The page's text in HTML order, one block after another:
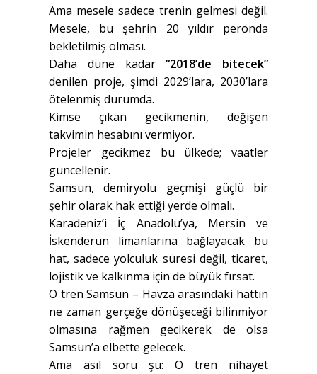
Ama mesele sadece trenin gelmesi değil.
Mesele, bu şehrin 20 yıldır peronda
bekletilmiş olması.
Daha düne kadar“2018’de bitecek”
denilen proje, şimdi 2029’lara, 2030’lara
ötelenmiş durumda.
Kimse çıkan gecikmenin, değişen
takvimin hesabını vermiyor.
Projeler gecikmez bu ülkede; vaatler
güncellenir.
Samsun, demiryolu geçmişi güçlü bir
şehir olarak hak ettiği yerde olmalı.
Karadeniz’i İç Anadolu’ya, Mersin ve
İskenderun limanlarına bağlayacak bu
hat, sadece yolculuk süresi değil, ticaret,
lojistik ve kalkınma için de büyük fırsat.
O tren Samsun – Havza arasındaki hattın
ne zaman gerçeğe dönüşeceği bilinmiyor
olmasına rağmen gecikerek de olsa
Samsun’a elbette gelecek.
Ama asıl soru şu: O tren nihayet